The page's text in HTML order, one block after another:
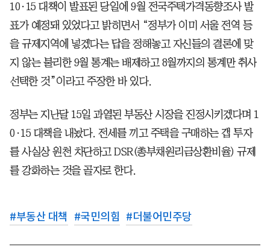
10·15 대책이 발표된 당일에 9월 전국주택가격동향조사 발
표가 예정돼 있었다고 밝히면서 “정부가 이미 서울 전역 등
을 규제지역에 넣겠다는 답을 정해놓고 자신들의 결론에 맞
지 않는 불리한 9월 통계는 배제하고 8월까지의 통계만 취사
선택한 것”이라고 주장한 바 있다.
정부는 지난달 15일 과열된 부동산 시장을 진정시키겠다며 1
0·15 대책을 내놨다. 전세를 끼고 주택을 구매하는 갭 투자
를 사실상 원천 차단하고 DSR(총부채원리금상환비율) 규제
를 강화하는 것을 골자로 한다.
#부동산 대책 #국민의힘 #더불어민주당